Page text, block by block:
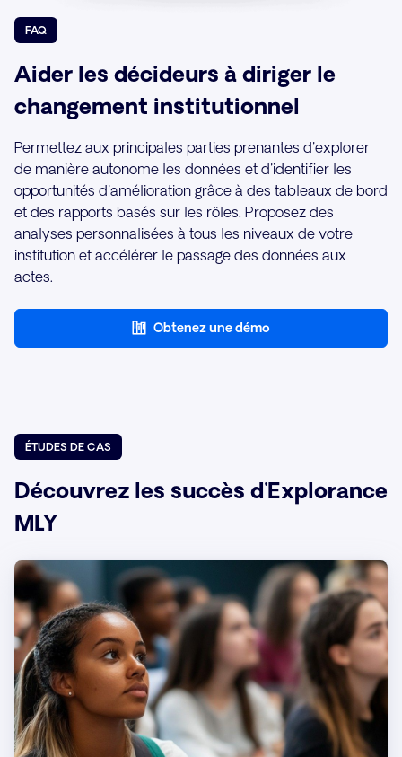
FAQ
Aider les décideurs à diriger le
changement institutionnel
Permettez aux principales parties prenantes d'explorer
de manière autonome les données et d'identifier les
opportunités d'amélioration grâce à des tableaux de bord
et des rapports basés sur les rôles. Proposez des
analyses personnalisées à tous les niveaux de votre
institution et accélérer le passage des données aux
actes.
Obtenez une démo
ÉTUDES DE CAS
Découvrez les succès d'Explorance
MLY